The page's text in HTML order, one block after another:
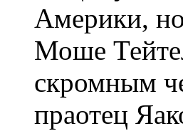
Америки,
Моше
скромным
праотец